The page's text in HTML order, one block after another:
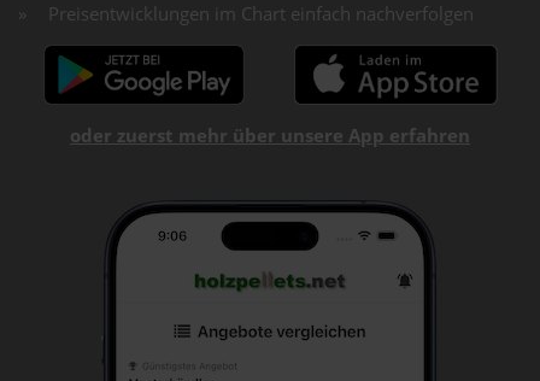
Preisentwicklungen im Chart einfach nachverfolgen
oder zuerst mehr über unsere App erfahren